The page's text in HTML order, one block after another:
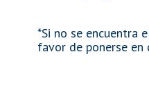
*Si no se encuentra
favor de ponerse en